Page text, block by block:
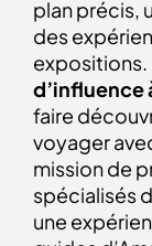
plan précis,
des
expositions.
d’influence
faire
voyager
mission de
spécialisés
une